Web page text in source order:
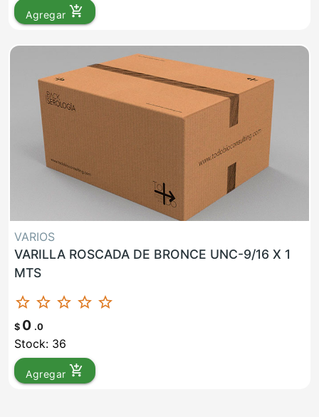
Agregar add_shopping_cart
VARIOS
VARILLA ROSCADA DE BRONCE UNC-9/16 X 1
MTS
star_border star_border star_border star_border star_border
$ 0 .0
Stock: 36
Agregar add_shopping_cart